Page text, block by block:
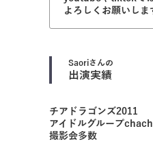
よろしくお願いしま
Saoriさんの
出演実績
チアドラゴンズ2011
アイドルグループ
撮影会多数